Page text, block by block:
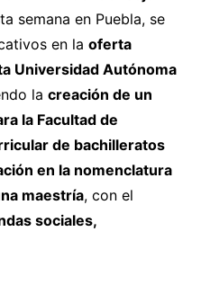
semana en Puebla, se
en la oferta
Universidad Autónoma
la creación de un
la Facultad de
de bachilleratos
en la nomenclatura
maestría, con el
sociales,